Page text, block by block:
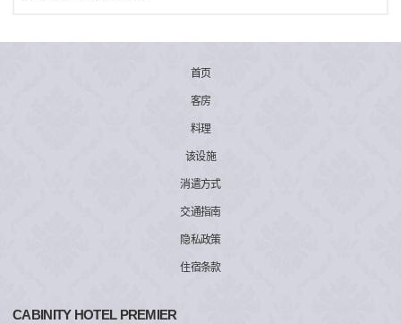
首页
客房
料理
该设施
消遣方式
交通指南
隐私政策
住宿条款
CABINITY HOTEL PREMIER